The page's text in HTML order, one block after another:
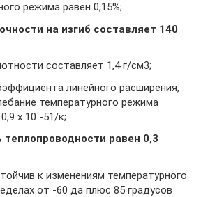
режима равен 0,15%;
на изгиб составляет 140
составляет 1,4 г/см3;
линейного расширения,
температурного режима
x 10 -51/к;
теплопроводности равен 0,3
к изменениям температурного
от -60 да плюс 85 градусов